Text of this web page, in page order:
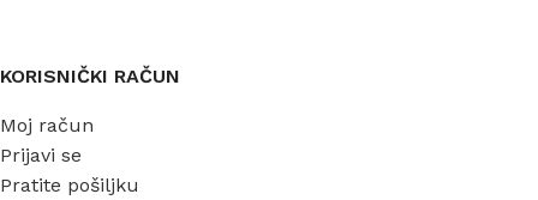
KORISNIČKI RAČUN
Moj račun
Prijavi se
Pratite pošiljku